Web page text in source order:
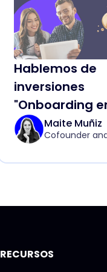
Hablemos de
inversiones
"Onboarding
plataformas
Maite Muñiz
Cofounder
RECURSOS